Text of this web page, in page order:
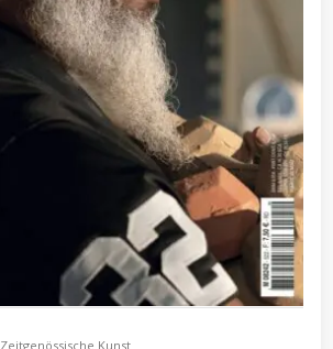
Zeitgenössische Kunst